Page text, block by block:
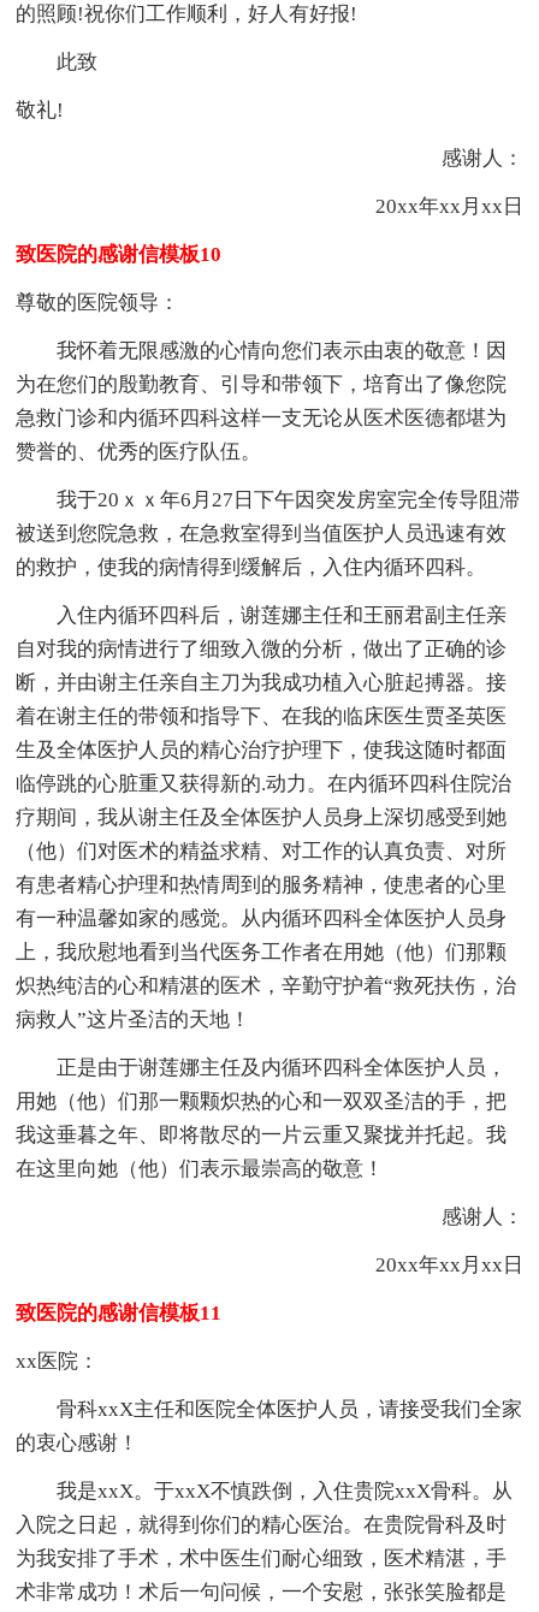
的照顾!祝你们工作顺利，好人有好报!
此致
敬礼!
感谢人：
20xx年xx月xx日
致医院的感谢信模板10
尊敬的医院领导：
我怀着无限感激的心情向您们表示由衷的敬意！因
为在您们的殷勤教育、引导和带领下，培育出了像您院
急救门诊和内循环四科这样一支无论从医术医德都堪为
赞誉的、优秀的医疗队伍。
我于20ｘｘ年6月27日下午因突发房室完全传导阻滞
被送到您院急救，在急救室得到当值医护人员迅速有效
的救护，使我的病情得到缓解后，入住内循环四科。
入住内循环四科后，谢莲娜主任和王丽君副主任亲
自对我的病情进行了细致入微的分析，做出了正确的诊
断，并由谢主任亲自主刀为我成功植入心脏起搏器。接
着在谢主任的带领和指导下、在我的临床医生贾圣英医
生及全体医护人员的精心治疗护理下，使我这随时都面
临停跳的心脏重又获得新的.动力。在内循环四科住院治
疗期间，我从谢主任及全体医护人员身上深切感受到她
（他）们对医术的精益求精、对工作的认真负责、对所
有患者精心护理和热情周到的服务精神，使患者的心里
有一种温馨如家的感觉。从内循环四科全体医护人员身
上，我欣慰地看到当代医务工作者在用她（他）们那颗
炽热纯洁的心和精湛的医术，辛勤守护着“救死扶伤，治
病救人”这片圣洁的天地！
正是由于谢莲娜主任及内循环四科全体医护人员，
用她（他）们那一颗颗炽热的心和一双双圣洁的手，把
我这垂暮之年、即将散尽的一片云重又聚拢并托起。我
在这里向她（他）们表示最崇高的敬意！
感谢人：
20xx年xx月xx日
致医院的感谢信模板11
xx医院：
骨科xxX主任和医院全体医护人员，请接受我们全家
的衷心感谢！
我是xxX。于xxX不慎跌倒，入住贵院xxX骨科。从
入院之日起，就得到你们的精心医治。在贵院骨科及时
为我安排了手术，术中医生们耐心细致，医术精湛，手
术非常成功！术后一句问候，一个安慰，张张笑脸都是